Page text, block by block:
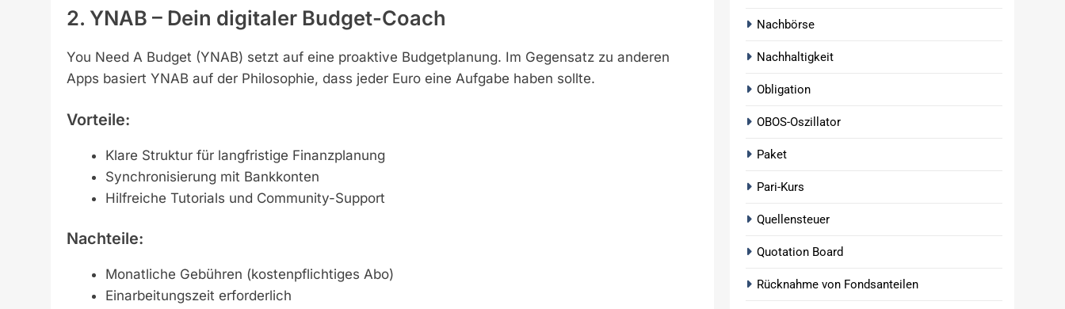
2. YNAB – Dein digitaler Budget-Coach
You Need A Budget (YNAB) setzt auf eine proaktive Budgetplanung. Im Gegensatz zu anderen
Apps basiert YNAB auf der Philosophie, dass jeder Euro eine Aufgabe haben sollte.
Vorteile:
Klare Struktur für langfristige Finanzplanung
Synchronisierung mit Bankkonten
Hilfreiche Tutorials und Community-Support
Nachteile:
Monatliche Gebühren (kostenpflichtiges Abo)
Einarbeitungszeit erforderlich
Nachbörse
Nachhaltigkeit
Obligation
OBOS-Oszillator
Paket
Pari-Kurs
Quellensteuer
Quotation Board
Rücknahme von Fondsanteilen